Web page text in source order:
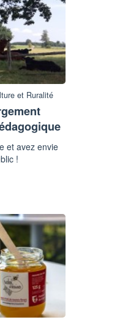
et Ruralité
et avez envie
!